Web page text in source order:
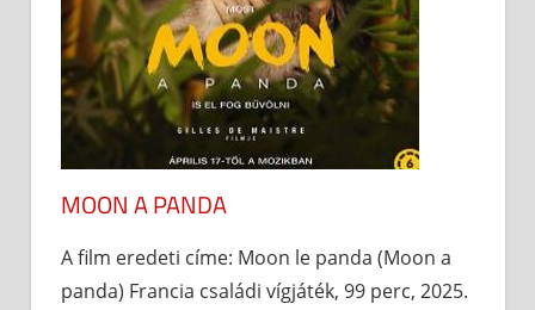
MOON A PANDA
A film eredeti címe: Moon le panda (Moon a
panda) Francia családi vígjáték, 99 perc, 2025.